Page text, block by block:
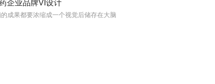
企业品牌VI设计
成果都要浓缩成一个视觉后储存在大脑